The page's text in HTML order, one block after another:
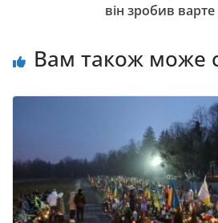
він зробив
Вам також може